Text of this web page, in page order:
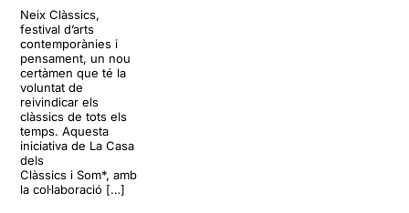
Neix Clàssics,
festival d’arts
contemporànies i
pensament, un nou
certàmen que té la
voluntat de
reivindicar els
clàssics de tots els
temps. Aquesta
iniciativa de La Casa
dels
Clàssics i Som*, amb
la col·laboració […]